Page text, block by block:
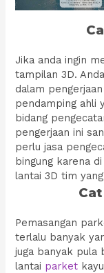
Jika anda ingin
tampilan 3D.
dalam
pendamping ahli
bidang
pengerjaan ini
perlu jasa
bingung karena
lantai 3D tim
Pemasangan
terlalu banyak
juga banyak pula
lantai parket